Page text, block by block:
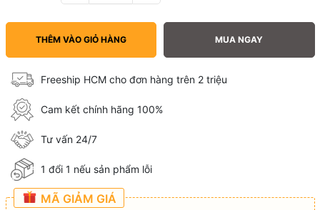
THÊM VÀO GIỎ HÀNG MUA NGAY
Freeship HCM cho đơn hàng trên 2 triệu
Cam kết chính hãng 100%
Tư vấn 24/7
1 đổi 1 nếu sản phẩm lỗi
MÃ GIẢM GIÁ